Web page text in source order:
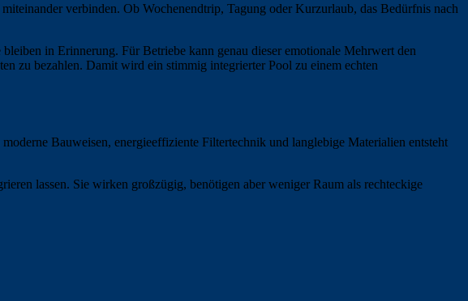
verbinden. Ob Wochenendtrip, Tagung oder Kurzurlaub, das Bedürfnis nach
in Erinnerung. Für Betriebe kann genau dieser emotionale Mehrwert den
zu bezahlen. Damit wird ein stimmig integrierter Pool zu einem echten
Bauweisen, energieeffiziente Filtertechnik und langlebige Materialien entsteht
lassen. Sie wirken großzügig, benötigen aber weniger Raum als rechteckige